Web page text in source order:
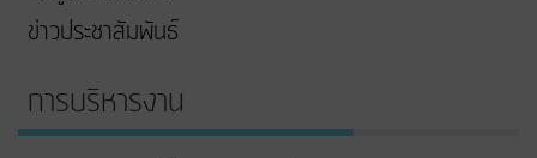
ข่าวประชาสัมพันธ์
การบริหารงาน